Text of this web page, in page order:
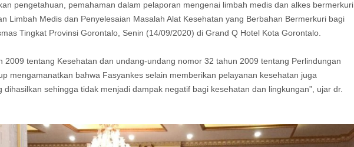
pengetahuan, pemahaman dalam pelaporan mengenai limbah medis dan alkes bermerkuri
Limbah Medis dan Penyelesaian Masalah Alat Kesehatan yang Berbahan Bermerkuri bagi
Tingkat Provinsi Gorontalo, Senin (14/09/2020) di Grand Q Hotel Kota Gorontalo.
2009 tentang Kesehatan dan undang-undang nomor 32 tahun 2009 tentang Perlindungan
mengamanatkan bahwa Fasyankes selain memberikan pelayanan kesehatan juga
sehingga tidak menjadi dampak negatif bagi kesehatan dan lingkungan”, ujar dr.